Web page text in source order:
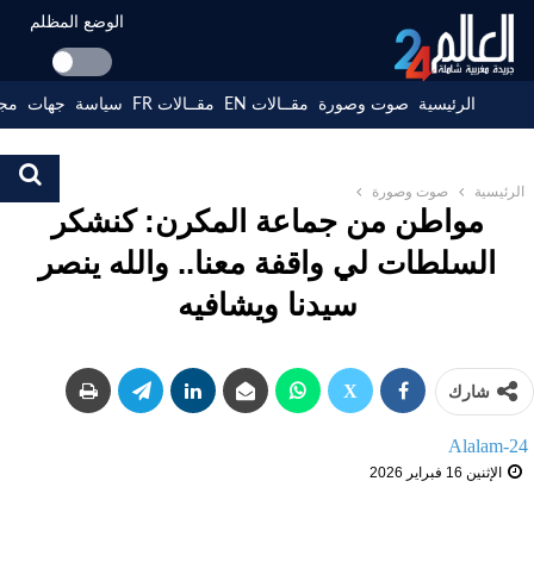
الوضع المظلم
الرئيسية صوت وصورة مقــالات EN مقــالات FR سياسة جهات
الرئيسية صوت وصورة
مواطن من جماعة المكرن: كنشكر
السلطات لي واقفة معنا.. والله ينصر
سيدنا ويشافيه
شارك
Alalam-24
الإثنين 16 فبراير 2026